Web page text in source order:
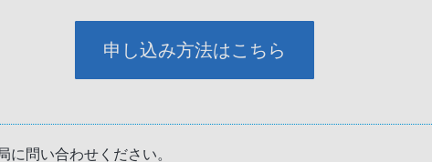
申し込み方法はこちら
問い合わせください。